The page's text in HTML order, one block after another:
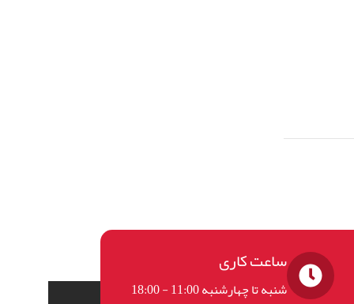
ساعت کاری
شنبه تا چهارشنبه 11:00 - 18:00